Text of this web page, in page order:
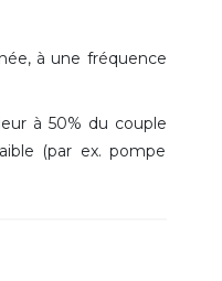
à une fréquence
à 50% du couple
(par ex. pompe